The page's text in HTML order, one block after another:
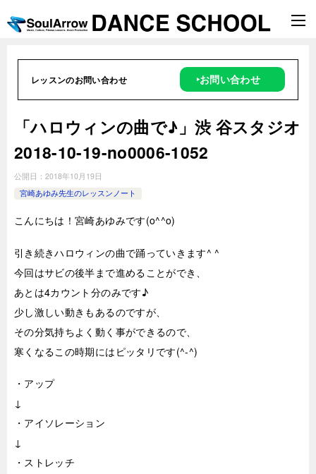
レッスンのお問い合わせ ‣お問い合わせ
「ハロウィンの曲で♪」渋 谷スタジオ
2018-10-19-no0006-1052
公開日： 2018年10月19日
宮崎あゆみ先生のレッスンノート
こんにちは！宮崎あゆみです(o^^o)
引き続きハロウィンの曲で踊っていきます^ ^
今回はサビの後半まで進めることができ、
あとは4カウント分のみです♪
少し激しい動きもあるのですが、
その分気持ちよく動く事ができるので、
寒くなるこの時期にはピッタリです(^-^)
・アップ
↓
・アイソレーション
↓
・ストレッチ